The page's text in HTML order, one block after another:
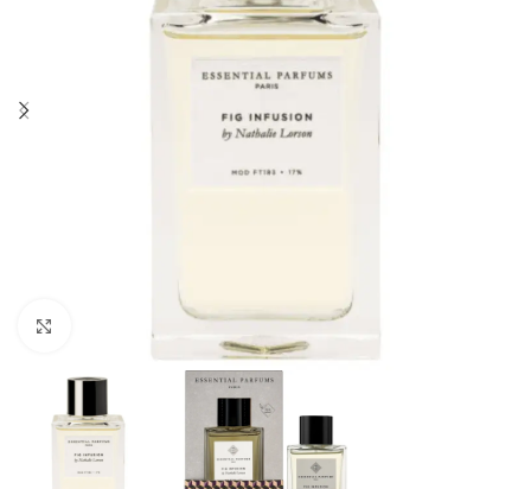
Натисніть, щоб збільшити